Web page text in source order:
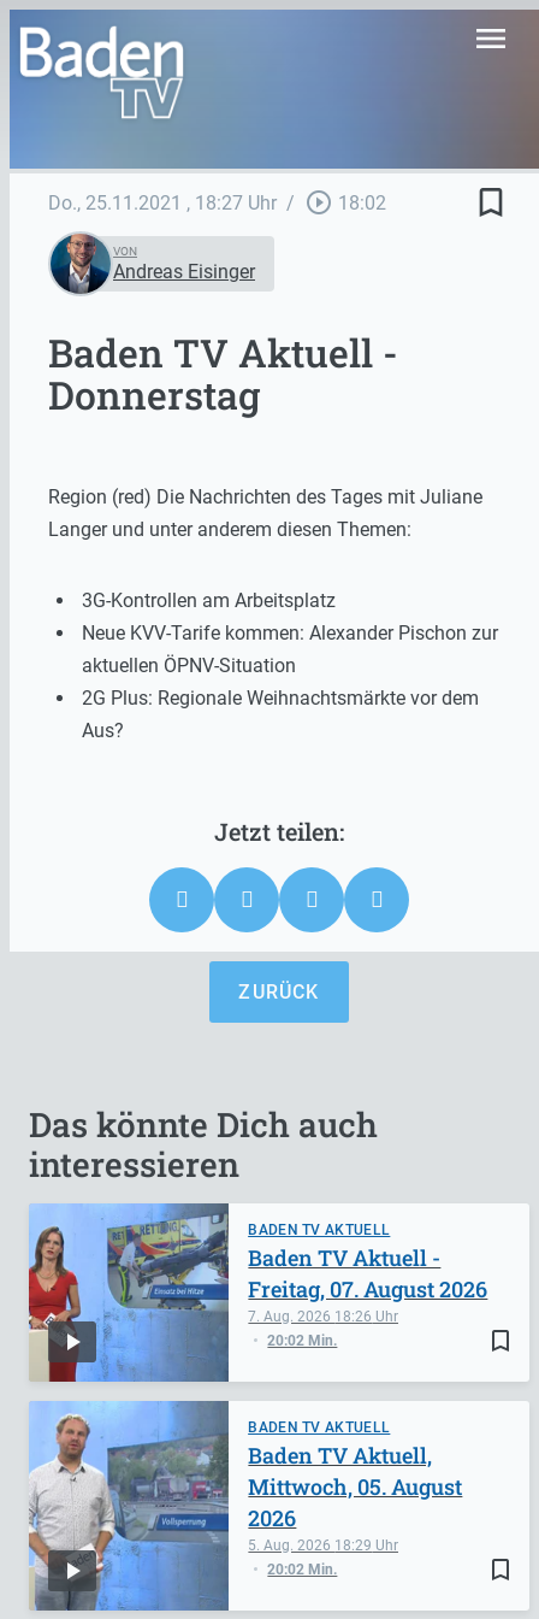
menu
Do., 25.11.2021 , 18:27 Uhr / play_circle_outline 18:02 bookmark_border
VON
Andreas Eisinger
Baden TV Aktuell -
Donnerstag
Region (red) Die Nachrichten des Tages mit Juliane
Langer und unter anderem diesen Themen:
3G-Kontrollen am Arbeitsplatz
Neue KVV-Tarife kommen: Alexander Pischon zur
aktuellen ÖPNV-Situation
2G Plus: Regionale Weihnachtsmärkte vor dem
Aus?
ZURÜCK
Das könnte Dich auch
interessieren
BADEN TV AKTUELL
bookmark_border
7. Aug. 2026 18:26
20:02 Min.
Baden TV Aktuell -
Freitag, 07. August 2026
BADEN TV AKTUELL
bookmark_border
5. Aug. 2026 18:29
20:02 Min.
Baden TV Aktuell,
Mittwoch, 05. August
2026